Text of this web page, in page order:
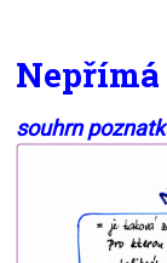
souhrn